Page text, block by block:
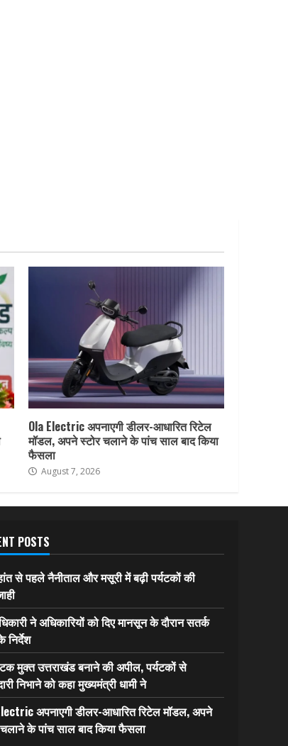
Ola Electric अपनाएगी डीलर-आधारित रिटेल
मॉडल, अपने स्टोर चलाने के पांच साल बाद किया
फैसला
August 7, 2026
POSTS
से पहले नैनीताल और मसूरी में बढ़ी पर्यटकों की
ने अधिकारियों को दिए मानसून के दौरान सतर्क
निर्देश
मुक्त उत्तराखंड बनाने की अपील, पर्यटकों से
निभाने को कहा मुख्यमंत्री धामी ने
अपनाएगी डीलर-आधारित रिटेल मॉडल, अपने
के पांच साल बाद किया फैसला